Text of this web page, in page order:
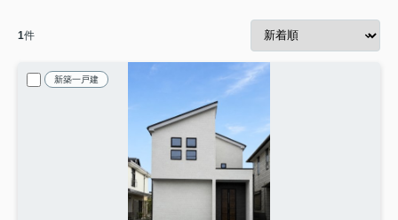
1件
新築一戸建